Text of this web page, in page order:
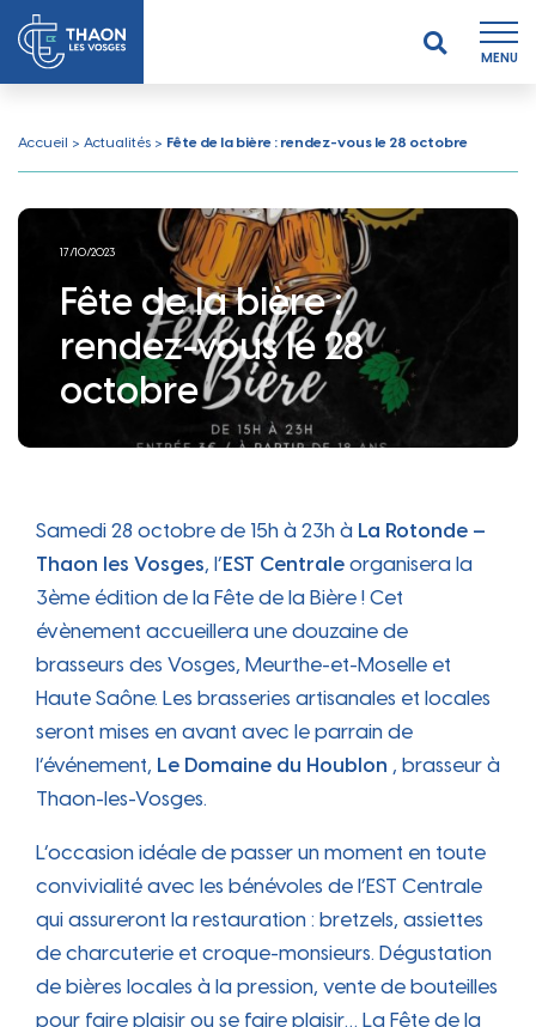
MENU
Accueil > Actualités > Fête de la bière : rendez-vous le 28 octobre
17/10/2023
Fête de la bière :
rendez-vous le 28
octobre
Samedi 28 octobre de 15h à 23h à La Rotonde –
Thaon les Vosges, l’EST Centrale organisera la
3ème édition de la Fête de la Bière ! Cet
évènement accueillera une douzaine de
brasseurs des Vosges, Meurthe-et-Moselle et
Haute Saône. Les brasseries artisanales et locales
seront mises en avant avec le parrain de
l’événement, Le Domaine du Houblon , brasseur à
Thaon-les-Vosges.
L’occasion idéale de passer un moment en toute
convivialité avec les bénévoles de l’EST Centrale
qui assureront la restauration : bretzels, assiettes
de charcuterie et croque-monsieurs. Dégustation
de bières locales à la pression, vente de bouteilles
pour faire plaisir ou se faire plaisir… La Fête de la